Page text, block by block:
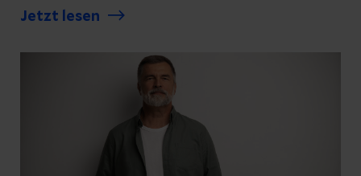
heute in vielen Fällen gut behandelbar und oft
Wir erklären, was Prostatakrebs ist, wie er
entsteht und warum Vorsorge sinnvoll ist.
Jetzt lesen